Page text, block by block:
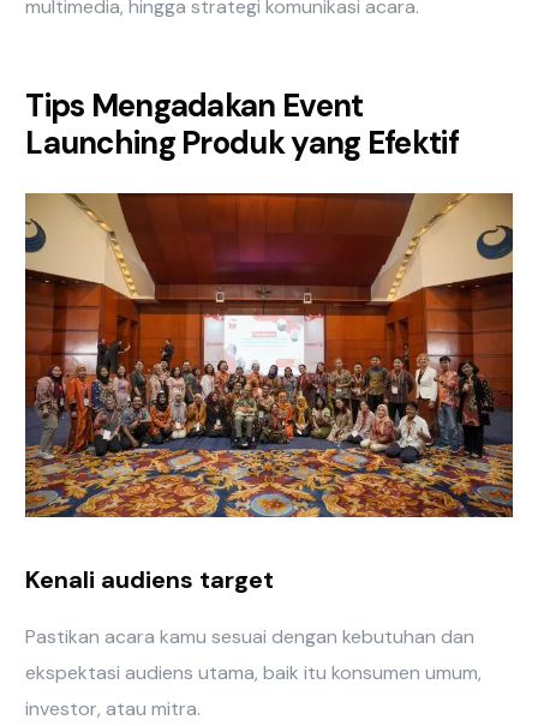
multimedia, hingga strategi komunikasi acara.
Tips Mengadakan Event
Launching Produk yang Efektif
Kenali audiens target
Pastikan acara kamu sesuai dengan kebutuhan dan
ekspektasi audiens utama, baik itu konsumen umum,
investor, atau mitra.